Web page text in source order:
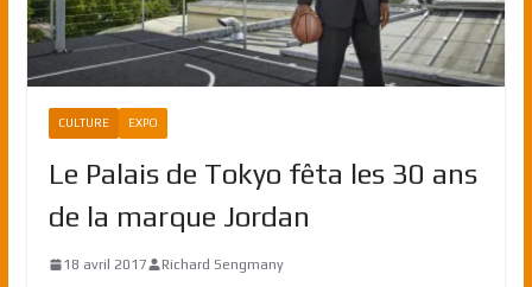
CULTURE EXPO
Le Palais de Tokyo fêta les 30 ans
de la marque Jordan
18 avril 2017 Richard Sengmany